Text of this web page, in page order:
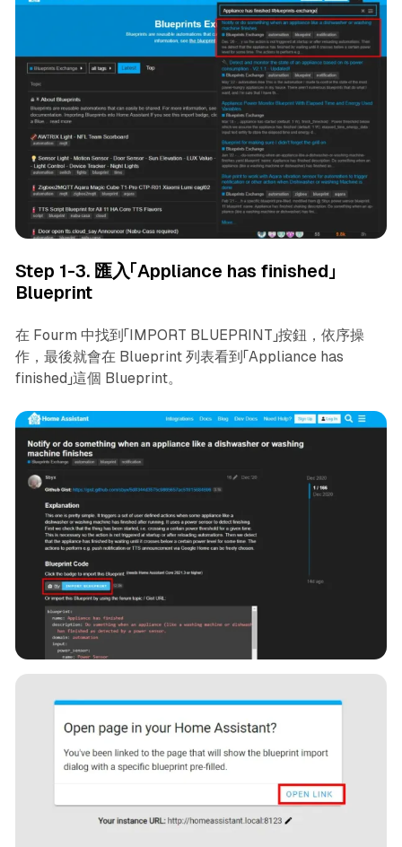
Step 1-3. 匯入「Appliance has finished」
Blueprint
在 Fourm 中找到「IMPORT BLUEPRINT」按鈕，依序操
作，最後就會在 Blueprint 列表看到「Appliance has
finished」這個 Blueprint。